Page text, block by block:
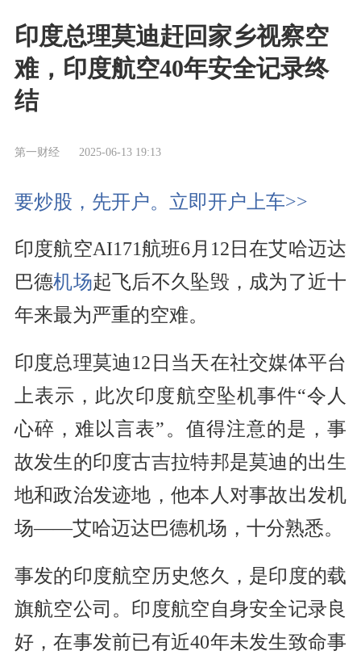
印度总理莫迪赶回家乡视察空
难，印度航空40年安全记录终
结
第一财经 2025-06-13 19:13
要炒股，先开户。立即开户上车>>
印度航空AI171航班6月12日在艾哈迈达
巴德机场起飞后不久坠毁，成为了近十
年来最为严重的空难。
印度总理莫迪12日当天在社交媒体平台
上表示，此次印度航空坠机事件“令人
心碎，难以言表”。值得注意的是，事
故发生的印度古吉拉特邦是莫迪的出生
地和政治发迹地，他本人对事故出发机
场——艾哈迈达巴德机场，十分熟悉。
事发的印度航空历史悠久，是印度的载
旗航空公司。印度航空自身安全记录良
好，在事发前已有近40年未发生致命事